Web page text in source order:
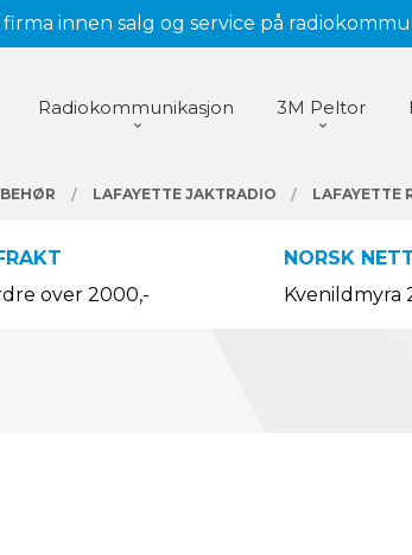
innen salg og service på
Radiokommunikasjon 3M Peltor
LAFAYETTE JAKTRADIO LAFAYETTE
over 2000,-
NORSK
Kvenildmyra